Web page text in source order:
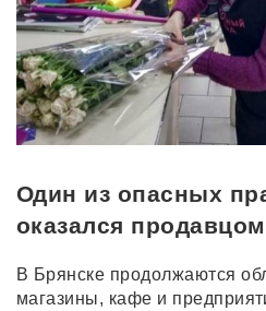
Один из опасных
оказался продавцом
В Брянске продолжаются
магазины, кафе и